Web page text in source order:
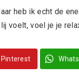
heb ik echt de
voelt, voel je je
Pinterest